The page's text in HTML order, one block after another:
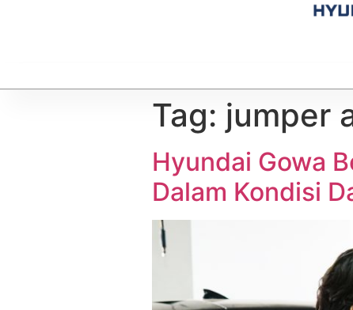
Tag: jumper
Hyundai Gowa
Dalam Kondisi